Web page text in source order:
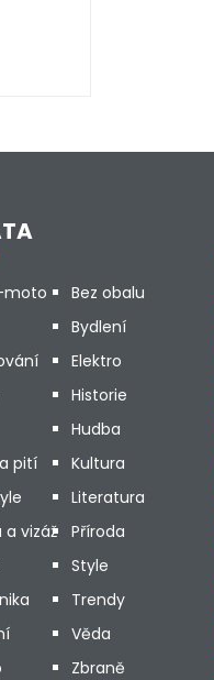
Bez obalu
Bydlení
Elektro
Historie
Hudba
pití
Kultura
Literatura
a vizáž
Příroda
Style
Trendy
Věda
Zbraně